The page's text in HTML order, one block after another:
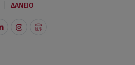
ΔΑΝΕΙΟ